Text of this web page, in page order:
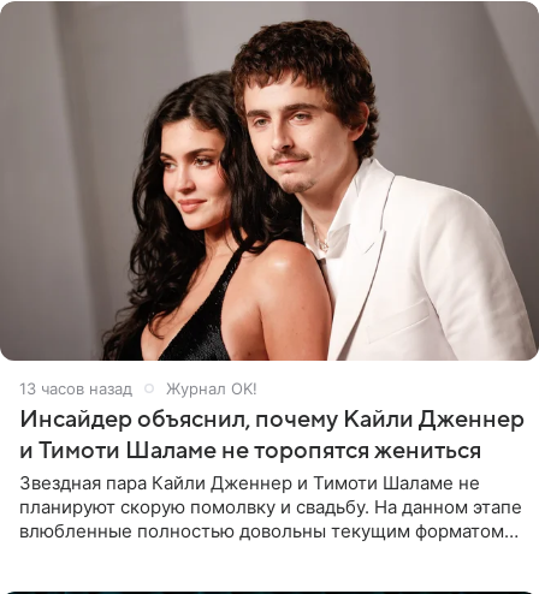
13 часов назад Журнал OK!
Инсайдер объяснил, почему Кайли Дженнер
и Тимоти Шаламе не торопятся жениться
Звездная пара Кайли Дженнер и Тимоти Шаламе не
планируют скорую помолвку и свадьбу. На данном этапе
влюбленные полностью довольны текущим форматом